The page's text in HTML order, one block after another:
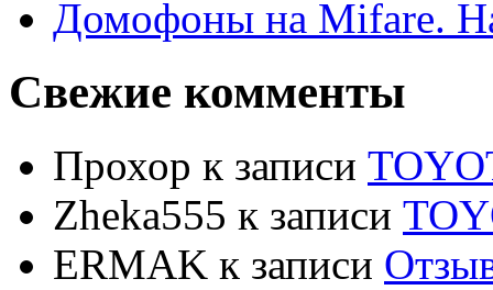
Домофоны на Mifare.
Свежие комменты
Прохор к записи
Zheka555 к записи
ERMAK к записи